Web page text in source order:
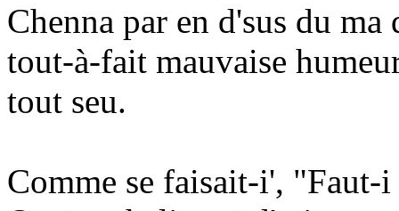
Chenna par en d'sus du
tout-à-fait mauvaise
tout seu.
Comme se faisait-i', "Faut-